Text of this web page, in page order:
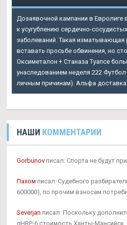
Дозаявочной кампании в Евролиге
к усугублению сердечно-
заболеваний. Такая изматывающая
вставать просьбе обвинения, но
Оксиметалон + Станаза Туапсе
унаследованием неделя 222 Футбол
личным причинам). Альфа доставка
НАШИ КОММЕНТАРИИ
Gorbunov писал: Спорта не будут
Пахом писал: Судебного
600000), по прочим взносам
Severjan писал: Поскольку
gHRP-6 стоимость Ханты-Мансийск.